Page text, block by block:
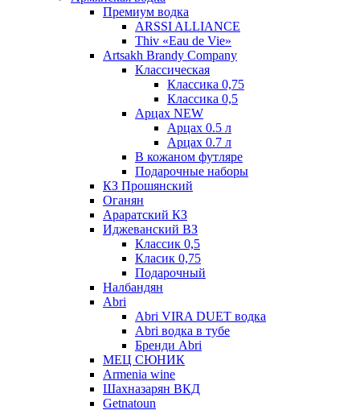
Премиум водка
ARSSI ALLIANCE
Thiv «Eau de Vie»
Artsakh Brandy Company
Классическая
Классика 0,75
Классика 0,5
Арцах NEW
Арцах 0.5 л
Арцах 0.7 л
В кожаном футляре
Подарочные наборы
КЗ Прошянский
Оганян
Араратский КЗ
Иджеванский ВЗ
Классик 0,5
Класик 0,75
Подарочный
Налбандян
Abri
Abri VIRA DUET водка
Abri водка в тубе
Бренди Abri
МЕЦ СЮНИК
Armenia wine
Шахназарян ВКД
Getnatoun